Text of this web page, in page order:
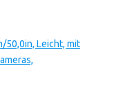
50,0in, Leicht, mit